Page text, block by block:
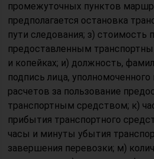
промежуточных пунктов
предполагается остановка
пути следования; з) стоимость
предоставленным
и копейках; и) должность,
подпись лица,
расчетов за пользование
транспортным средством; к)
прибытия транспортного
часы и минуты убытия
завершения перевозки; м)